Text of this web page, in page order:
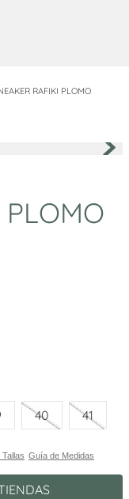
RAFIKI PLOMO
40 41
Guía de Medidas